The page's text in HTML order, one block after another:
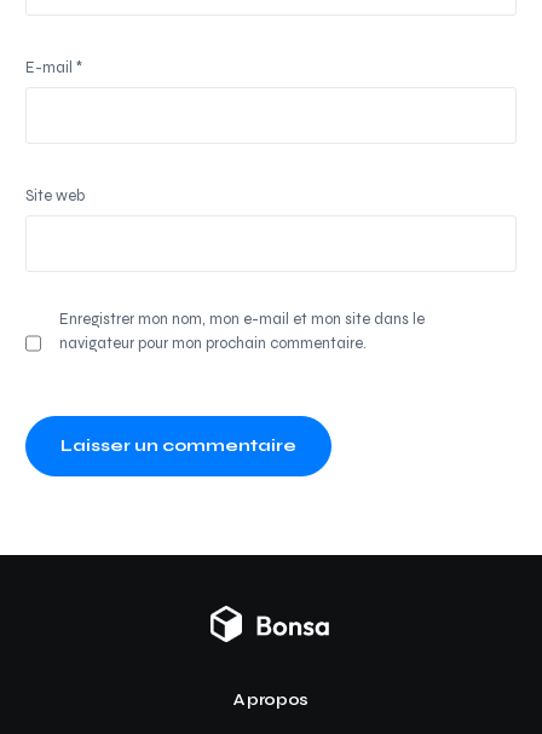
E-mail*
Site web
Enregistrer mon nom, mon e-mail et mon site dans le
navigateur pour mon prochain commentaire.
A propos